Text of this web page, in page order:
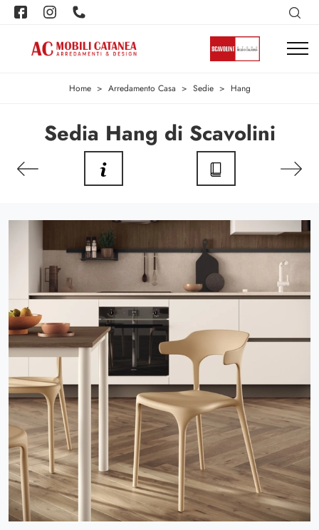
Home > Arredamento Casa > Sedie > Hang
Sedia Hang di Scavolini